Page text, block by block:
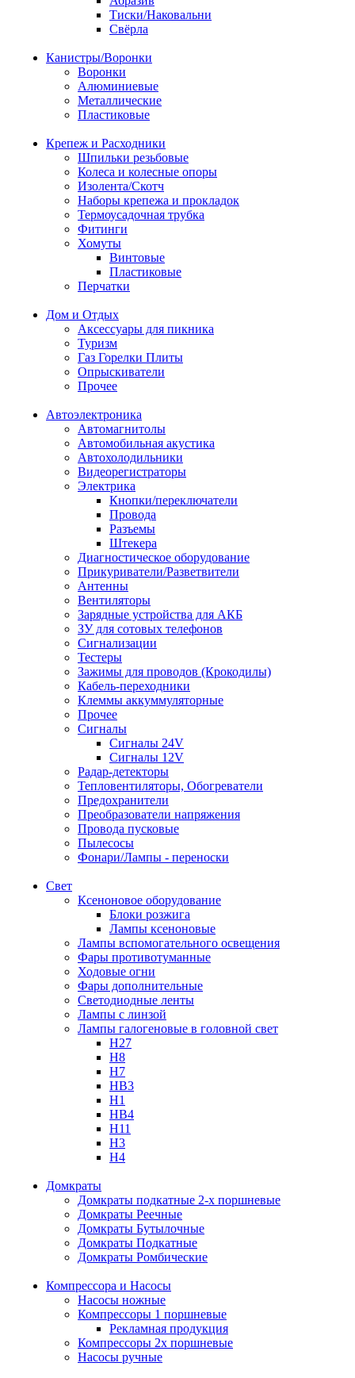
Тиски/Наковальни
Свёрла
Канистры/Воронки
Воронки
Алюминиевые
Металлические
Пластиковые
Крепеж и Расходники
Шпильки резьбовые
Колеса и колесные опоры
Изолента/Скотч
Наборы крепежа и прокладок
Термоусадочная трубка
Фитинги
Хомуты
Винтовые
Пластиковые
Перчатки
Дом и Отдых
Аксессуары для пикника
Туризм
Газ Горелки Плиты
Опрыскиватели
Прочее
Автоэлектроника
Автомагнитолы
Автомобильная акустика
Автохолодильники
Видеорегистраторы
Электрика
Кнопки/переключатели
Провода
Разъемы
Штекера
Диагностическое оборудование
Прикуриватели/Разветвители
Антенны
Вентиляторы
Зарядные устройства для АКБ
ЗУ для сотовых телефонов
Сигнализации
Тестеры
Зажимы для проводов (Крокодилы)
Кабель-переходники
Клеммы аккуммуляторные
Прочее
Сигналы
Сигналы 24V
Сигналы 12V
Радар-детекторы
Тепловентиляторы, Обогреватели
Предохранители
Преобразователи напряжения
Провода пусковые
Пылесосы
Фонари/Лампы - переноски
Свет
Ксеноновое оборудование
Блоки розжига
Лампы ксеноновые
Лампы вспомогательного освещения
Фары противотуманные
Ходовые огни
Фары дополнительные
Светодиодные ленты
Лампы с линзой
Лампы галогеновые в головной свет
H27
H8
H7
HB3
H1
HB4
H11
H3
H4
Домкраты
Домкраты подкатные 2-х поршневые
Домкраты Реечные
Домкраты Бутылочные
Домкраты Подкатные
Домкраты Ромбические
Компрессора и Насосы
Насосы ножные
Компрессоры 1 поршневые
Рекламная продукция
Компрессоры 2х поршневые
Насосы ручные